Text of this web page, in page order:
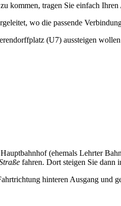
kommen, tragen Sie einfach Ihren
wo die passende
(U7) aussteigen
(ehemals Lehrter
fahren. Dort steigen Sie dann
hinteren Ausgang und